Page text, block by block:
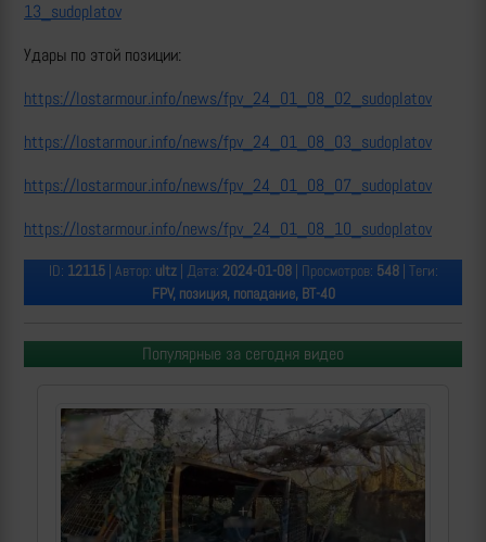
13_sudoplatov
Удары по этой позиции:
https://lostarmour.info/news/fpv_24_01_08_02_sudoplatov
https://lostarmour.info/news/fpv_24_01_08_03_sudoplatov
https://lostarmour.info/news/fpv_24_01_08_07_sudoplatov
https://lostarmour.info/news/fpv_24_01_08_10_sudoplatov
ID: 12115| Автор: ultz| Дата: 2024-01-08| Просмотров: 548| Теги:
FPV, позиция, попадание, ВТ-40
Популярные за сегодня видео